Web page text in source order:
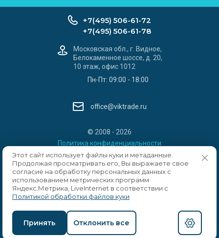
© 2008 - 2026
Политика конфиденциальности
+7(495) 506-61-72
+7(495) 506-61-78
Московская обл., г. Видное,
Белокаменное шоссе, д. 20,
10 этаж, офис 1012
Пн-Пт: 09:00 - 18:00
office@viktrade.ru
Этот сайт использует файлы куки и метаданные.
Продолжая просматривать его, Вы выражаете свое
согласие на обработку персональных данных с
использованием метрических программ
Яндекс.Метрика, LiveInternet в соответствии с
Политикой обработки файлов куки
Принять Отклонить все